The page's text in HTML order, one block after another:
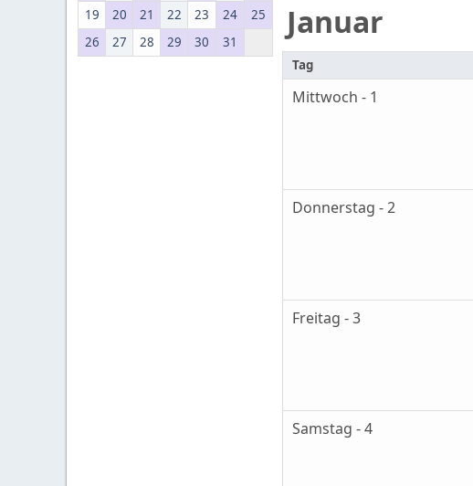
19
20 21 22 23 24
25
26
27 28 29 30 31
Januar
Tag
Mittwoch - 1
Donnerstag - 2
Freitag - 3
Samstag - 4